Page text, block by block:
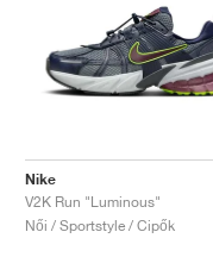
Nike
V2K Run "Luminous"
Női / Sportstyle / Cipők